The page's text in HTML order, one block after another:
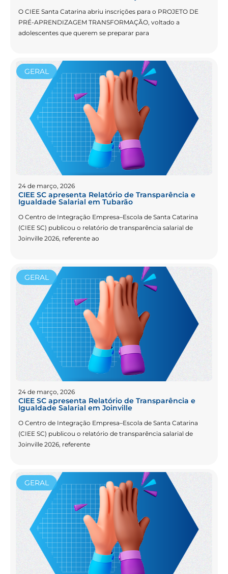
O CIEE Santa Catarina abriu inscrições para o PROJETO DE
PRÉ-APRENDIZAGEM TRANSFORMAÇÃO, voltado a
adolescentes que querem se preparar para
GERAL
24 de março, 2026
CIEE SC apresenta Relatório de Transparência e
Igualdade Salarial em Tubarão
O Centro de Integração Empresa–Escola de Santa Catarina
(CIEE SC) publicou o relatório de transparência salarial de
Joinville 2026, referente ao
GERAL
24 de março, 2026
CIEE SC apresenta Relatório de Transparência e
Igualdade Salarial em Joinville
O Centro de Integração Empresa–Escola de Santa Catarina
(CIEE SC) publicou o relatório de transparência salarial de
Joinville 2026, referente
GERAL